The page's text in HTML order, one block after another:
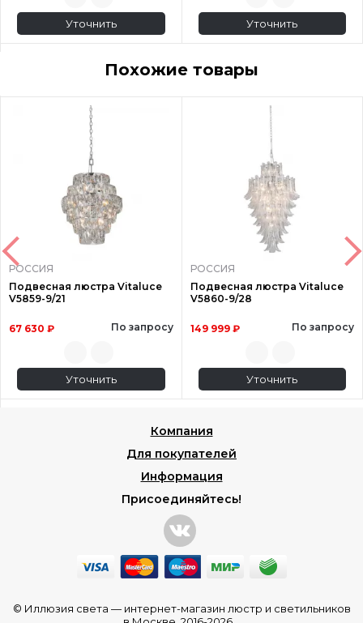
Уточнить Уточнить
Похожие товары
РОССИЯ
Подвесная люстра Vitaluce
V5859-9/21
67 630 ₽ По запросу
Уточнить
РОССИЯ
Подвесная люстра Vitaluce
V5860-9/28
149 999 ₽ По запросу
Уточнить
Компания
Для покупателей
Информация
Присоединяйтесь!
© Иллюзия света — интернет-магазин люстр и светильников